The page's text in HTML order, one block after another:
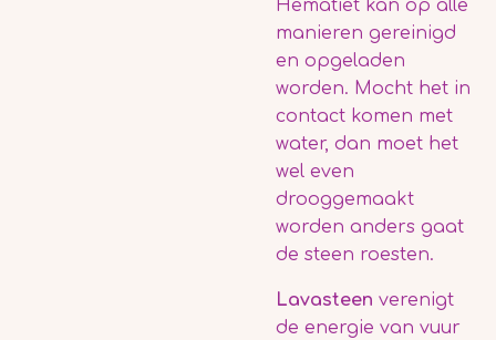
Hematiet kan op alle
manieren gereinigd
en opgeladen
worden. Mocht het in
contact komen met
water, dan moet het
wel even
drooggemaakt
worden anders gaat
de steen roesten.
Lavasteen verenigt
de energie van vuur